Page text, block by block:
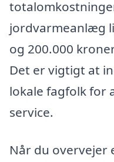
jordvarmeanlæg
og 200.000
Det er vigtigt at
lokale fagfolk for
service.
Når du